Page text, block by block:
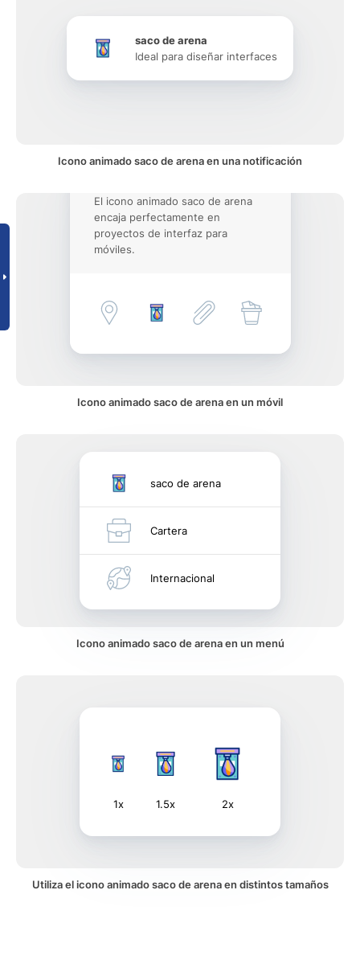
saco de arena
Ideal para diseñar interfaces
Icono animado saco de arena en una notificación
El icono animado saco de arena
encaja perfectamente en
proyectos de interfaz para
móviles.
Icono animado saco de arena en un móvil
saco de arena
Cartera
Internacional
Icono animado saco de arena en un menú
1x 1.5x 2x
Utiliza el icono animado saco de arena en distintos tamaños